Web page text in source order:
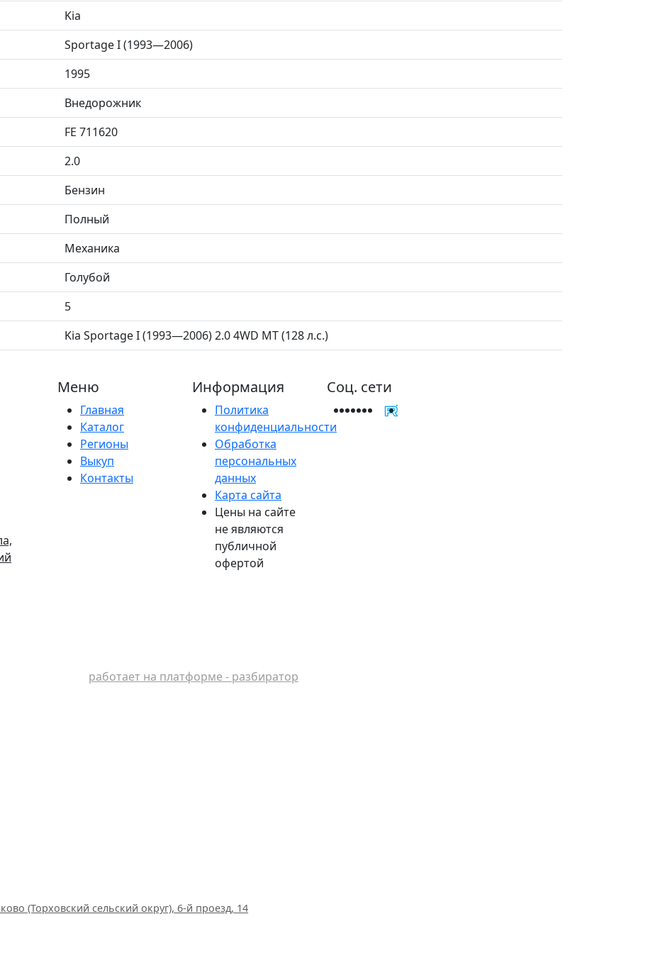
Kia
Sportage I (1993—2006)
1995
Внедорожник
FE 711620
2.0
Бензин
Полный
Механика
Голубой
5
Kia Sportage I (1993—2006) 2.0 4WD MT (128 л.с.)
Меню
Главная
Каталог
Регионы
Выкуп
Контакты
Информация
Политика
конфиденциальности
Обработка
персональных
данных
Карта сайта
Цены на сайте
не являются
публичной
офертой
Соц. сети
работает на платформе - разбиратор
(Торховский сельский округ), 6-й проезд, 14